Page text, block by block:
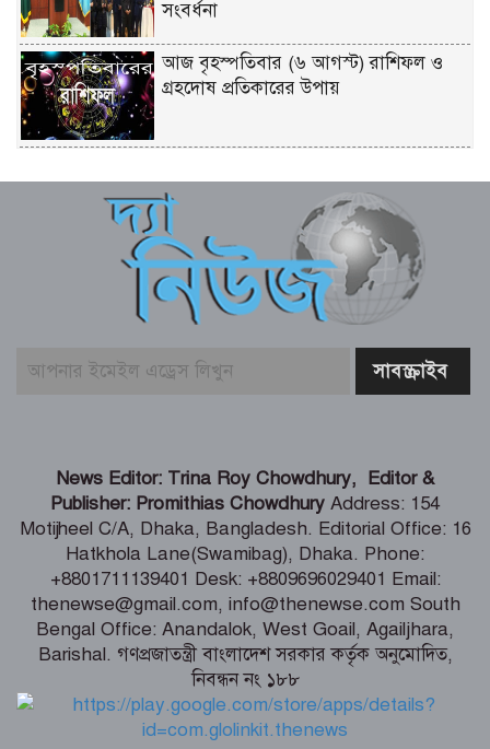
সংবর্ধনা
আজ বৃহস্পতিবার (৬ আগস্ট) রাশিফল ও
গ্রহদোষ প্রতিকারের উপায়
পঞ্জিকা ও ইতিহাসের এইদিনে
শেখ হাসিনার দিল্লিতে সংবাদ সম্মেলন নিয়ে
পররাষ্ট্র মন্ত্রণালয়ের কড়া প্রতিক্রিয়া
বুড়িগঙ্গায় তরল বর্জ্য নির্গমনস্থল থেকে নমুনা
ভোলায় ৫ম শ্রেণির ছাত্রীকে সংঘবদ্ধ ধর্ষণ-
ভিডিও ধারণ, তিন কিশোর গ্রেপ্তার
টানা ৫ দিন অনশনের পর বিয়ে, তিন মাস পর
মিলল মোনিয়ার ঝুলন্ত লাশ
শ্যামনগরে ৫ আগস্ট জুলাই গণঅভ্যুত্থান
দিবস উপলক্ষে সমাবেশ ও গণমিছিল
News Editor: Trina Roy Chowdhury, Editor &
Publisher: Promithias Chowdhury Address: 154
Motijheel C/A, Dhaka, Bangladesh. Editorial Office: 16
Hatkhola Lane(Swamibag), Dhaka. Phone:
+8801711139401 Desk: +8809696029401 Email:
thenewse@gmail.com, info@thenewse.com South
Bengal Office: Anandalok, West Goail, Agailjhara,
Barishal. গণপ্রজাতন্ত্রী বাংলাদেশ সরকার কর্তৃক অনুমোদিত,
নিবন্ধন নং ১৮৮